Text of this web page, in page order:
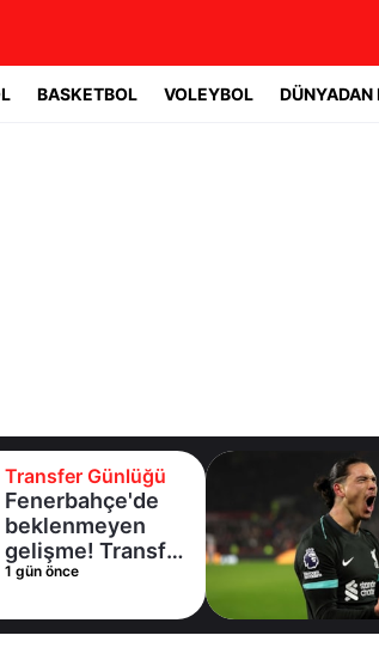
BASKETBOL VOLEYBOL DÜNYADAN
Transfer Günlüğü
Beşiktaş
Uruguaylı forveti
kiralama
konusunda Al
Adım adım Nunez
1 gün önce